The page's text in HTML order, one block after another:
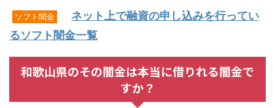
ソフト闇金
ネット上で融資の申し込みを行ってい
るソフト闇金一覧
和歌山県のその闇金は本当に借りれる闇金で
すか？